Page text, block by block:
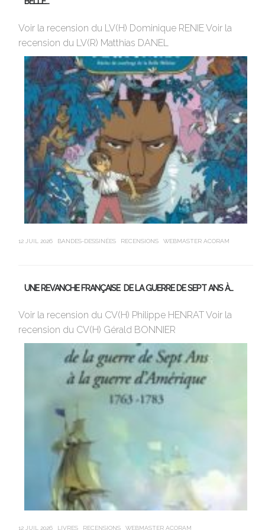
Voir la recension du LV(H) Dominique RENIE Voir la
recension du LV(R) Matthias DANEL
12 JUIL 2026 BANDES-DESSINÉES RECENSIONS WEBMASTER ACORAM
UNE REVANCHE FRANÇAISE DE LA GUERRE DE SEPT ANS À…
Voir la recension du CV(H) Philippe HENRAT Voir la
recension du CV(H) Gérald BONNIER
12 JUIL 2026 LIVRES RECENSIONS WEBMASTER ACORAM